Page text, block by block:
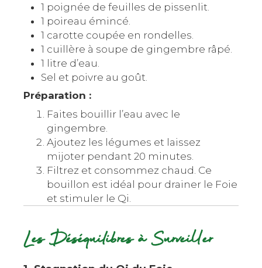
1 poignée de feuilles de pissenlit.
1 poireau émincé.
1 carotte coupée en rondelles.
1 cuillère à soupe de gingembre râpé.
1 litre d’eau.
Sel et poivre au goût.
Préparation :
Faites bouillir l’eau avec le
gingembre.
Ajoutez les légumes et laissez
mijoter pendant 20 minutes.
Filtrez et consommez chaud. Ce
bouillon est idéal pour drainer le Foie
et stimuler le Qi.
Les Déséquilibres à Surveiller